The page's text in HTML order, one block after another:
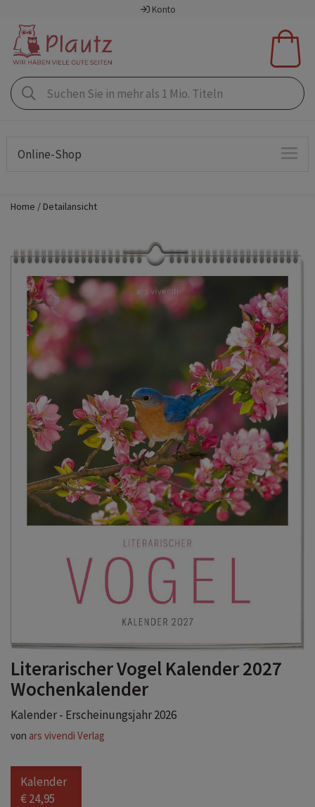
Konto
Online-Shop
Home Detailansicht
Literarischer Vogel Kalender 2027
Wochenkalender
Kalender - Erscheinungsjahr 2026
von ars vivendi Verlag
Kalender
€ 24,95